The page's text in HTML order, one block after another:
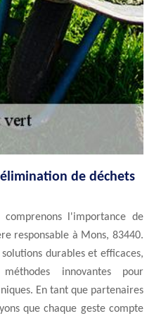
de déchets
l'importance de
responsable à Mons, 83440.
durables et efficaces,
innovantes pour
En tant que partenaires
que chaque geste compte